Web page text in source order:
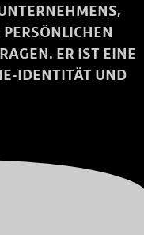
ER IST EINE
IDENTITÄT UND